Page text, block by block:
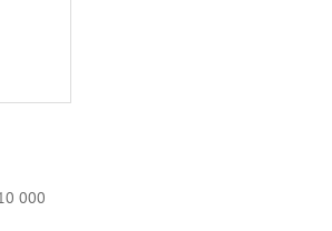
000